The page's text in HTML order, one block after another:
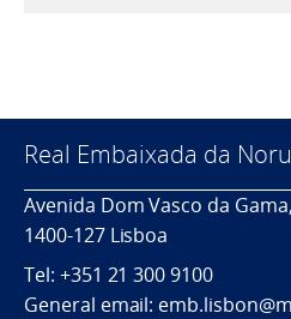
Real Embaixada da
Avenida Dom Vasco da
1400-127 Lisboa
Tel: +351 21 3009100
General email: